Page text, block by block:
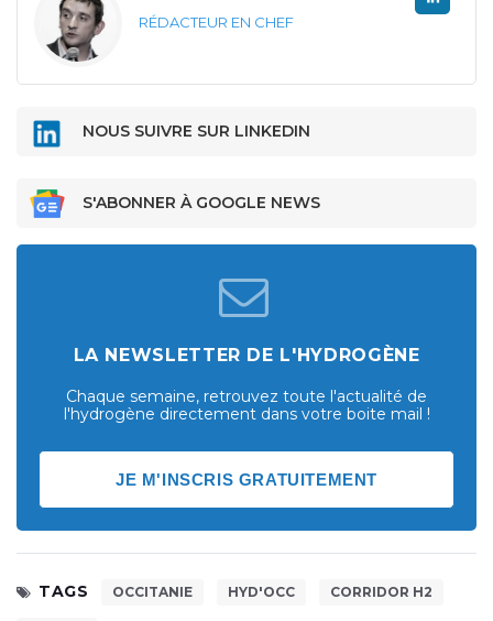
RÉDACTEUR EN CHEF
NOUS SUIVRE SUR LINKEDIN
S'ABONNER À GOOGLE NEWS
LA NEWSLETTER DE L'HYDROGÈNE
Chaque semaine, retrouvez toute l'actualité de
l'hydrogène directement dans votre boite mail !
JE M'INSCRIS GRATUITEMENT
TAGS OCCITANIE HYD'OCC CORRIDOR H2